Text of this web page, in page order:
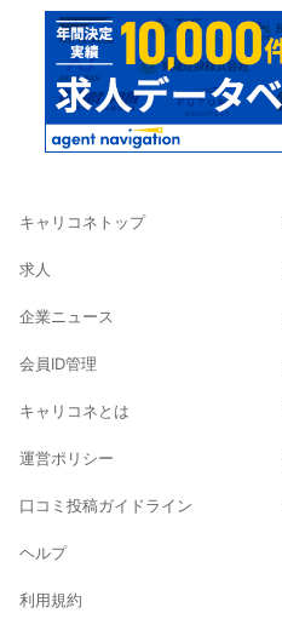
キャリコネトップ
求人
企業ニュース
会員ID管理
キャリコネとは
運営ポリシー
口コミ投稿ガイドライン
ヘルプ
利用規約